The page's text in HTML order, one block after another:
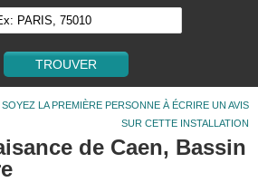
SOYEZ LA PREMIÈRE PERSONNE À ÉCRIRE UN AVIS
SUR CETTE INSTALLATION
de Caen, Bassin